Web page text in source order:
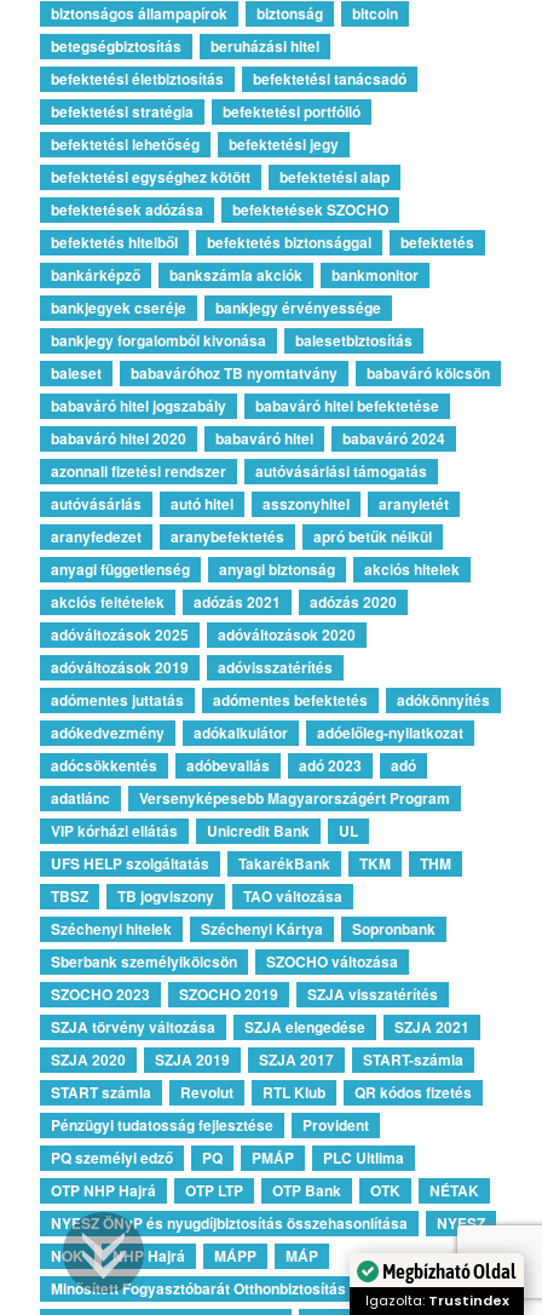
biztonságos állampapírok
biztonság
bitcoin
betegségbiztosítás
beruházási hitel
befektetési életbiztosítás
befektetési tanácsadó
befektetési stratégia
befektetési portfólió
befektetési lehetőség
befektetési jegy
befektetési egységhez kötött
befektetési alap
befektetések adózása
befektetések SZOCHO
befektetés hitelből
befektetés biztonsággal
befektetés
bankárképző
bankszámla akciók
bankmonitor
bankjegyek cseréje
bankjegy érvényessége
bankjegy forgalomból kivonása
balesetbiztosítás
baleset
babaváróhoz TB nyomtatvány
babaváró kölcsön
babaváró hitel jogszabály
babaváró hitel befektetése
babaváró hitel 2020
babaváró hitel
babaváró 2024
azonnali fizetési rendszer
autóvásárlási támogatás
autóvásárlás
autó hitel asszonyhitel
aranyletét
aranyfedezet
aranybefektetés
apró betűk nélkül
anyagi függetlenség
anyagi biztonság
akciós hitelek
akciós feltételek
adózás 2021
adózás 2020
adóváltozások 2025
adóváltozások 2020
adóváltozások 2019
adóvisszatérítés
adómentes juttatás
adómentes befektetés
adókönnyítés
adókedvezmény
adókalkulátor
adóelőleg-nyilatkozat
adócsökkentés
adóbevallás adó 2023
adó
adatlánc
Versenyképesebb Magyarországért Program
VIP kórházi ellátás
Unicredit Bank
UL
UFS HELP szolgáltatás
TakarékBank TKM
THM
TBSZ
TB jogviszony
TAO változása
Széchenyi hitelek
Széchenyi Kártya
Sopronbank
Sberbank személyikölcsön
SZOCHO változása
SZOCHO 2023
SZOCHO 2019
SZJA visszatérítés
SZJA törvény változása
SZJA elengedése
SZJA 2021
SZJA 2020
SZJA 2019 SZJA 2017
START-számla
START számla
Revolut RTL Klub
QR kódos fizetés
Pénzügyi tudatosság fejlesztése
Provident
PQ személyi edző
PQ PMÁP
PLC Ultlima
OTP NHP Hajrá
OTP LTP OTP Bank OTK
NÉTAK
NYESZ ÖNyP és nyugdíjbiztosítás összehasonlítása
NYESZ
NOK
NHP Hajrá MÁPP
MÁP
Minősített Fogyasztóbarát Otthonbiztosítás
Megbízható Oldal
Igazolta: Trustindex